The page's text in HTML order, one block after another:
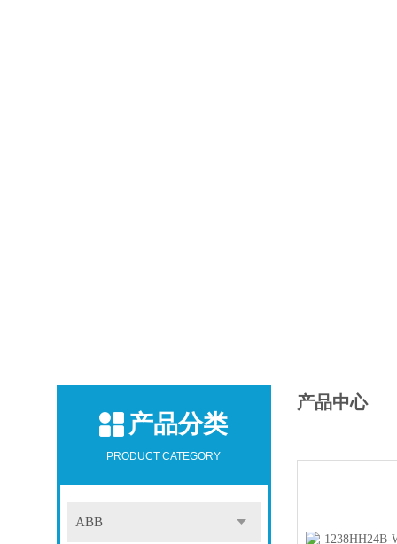
产品分类
PRODUCT CATEGORY
ABB
产品中心